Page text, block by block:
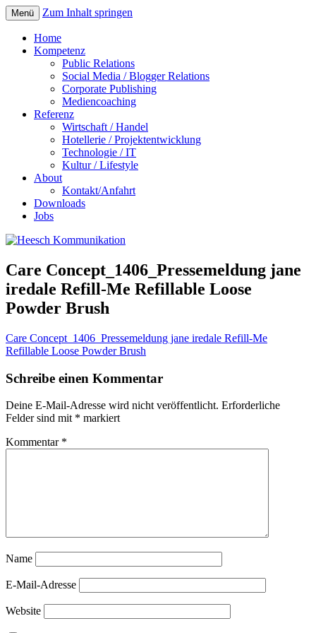
Menü Zum Inhalt springen
Home
Kompetenz
Public Relations
Social Media / Blogger Relations
Corporate Publishing
Mediencoaching
Referenz
Wirtschaft / Handel
Hotellerie / Projektentwicklung
Technologie / IT
Kultur / Lifestyle
About
Kontakt/Anfahrt
Downloads
Jobs
Care Concept_1406_Pressemeldung jane
iredale Refill-Me Refillable Loose
Powder Brush
Care Concept_1406_Pressemeldung jane iredale Refill-Me
Refillable Loose Powder Brush
Schreibe einen Kommentar
Deine E-Mail-Adresse wird nicht veröffentlicht. Erforderliche
Felder sind mit * markiert
Kommentar *
Name
E-Mail-Adresse
Website